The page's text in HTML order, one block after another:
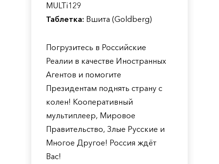
MULTi129
Таблетка: Вшита (Goldberg)
Погрузитесь в Российские
Реалии в качестве Иностранных
Агентов и помогите
Президентам поднять страну с
колен! Кооперативный
мультиплеер, Мировое
Правительство, Злые Русские и
Многое Другое! Россия ждёт
Вас!